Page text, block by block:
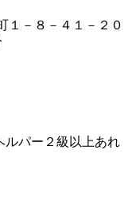
１－８－４１－２０
ルパー２級以上あれ